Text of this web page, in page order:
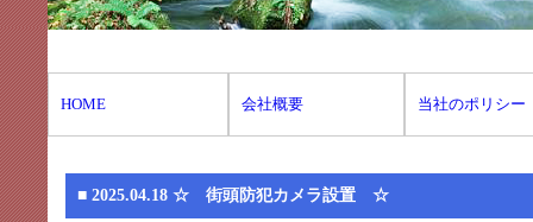
HOME 会社概要 当社のポリシー
■ 2025.04.18 ☆ 街頭防犯カメラ設置 ☆